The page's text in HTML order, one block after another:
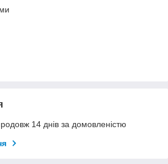
14 днів за домовленістю